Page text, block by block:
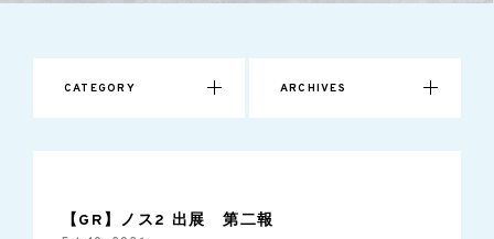
CATEGORY ARCHIVES
【GR】ノス2 出展 第二報